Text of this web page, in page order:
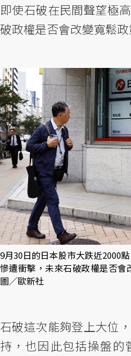
即使石破在民間聲望極
破政權是否會改變寬鬆
9月30日的日本股市大跌近2000
慘遭衝擊，未來石破政權是否會
圖／歐新社
石破這次能夠登上大位
持，也因此包括操盤的